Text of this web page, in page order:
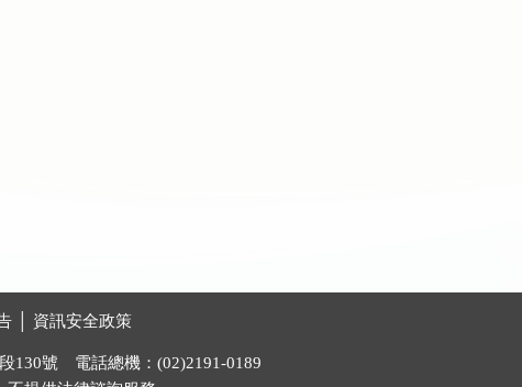
資訊安全政策
130號 電話總機：(02)2191-0189